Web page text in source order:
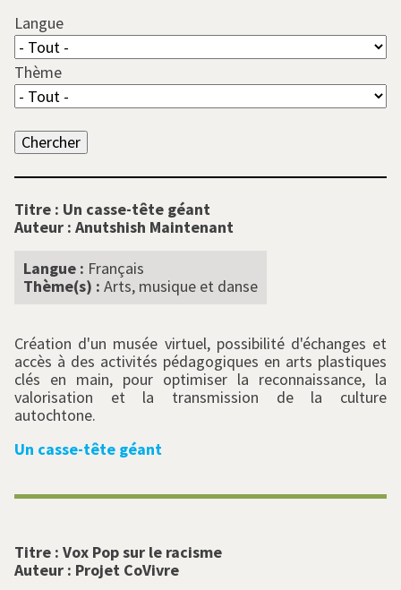
Langue
Thème
Titre : Un casse-tête géant
Auteur : Anutshish Maintenant
Langue : Français
Thème(s) : Arts, musique et danse
Création d'un musée virtuel, possibilité d'échanges et
accès à des activités pédagogiques en arts plastiques
clés en main, pour optimiser la reconnaissance, la
valorisation et la transmission de la culture
autochtone.
Un casse-tête géant
Titre : Vox Pop sur le racisme
Auteur : Projet CoVivre